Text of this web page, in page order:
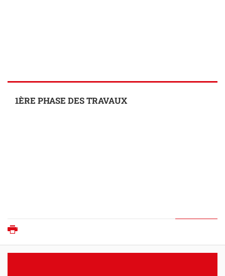
1ÈRE PHASE DES TRAVAUX